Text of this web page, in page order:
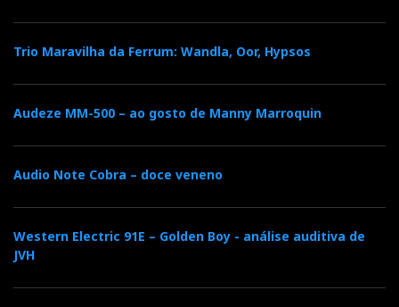
Trio Maravilha da Ferrum: Wandla, Oor, Hypsos
Audeze MM-500 – ao gosto de Manny Marroquin
Audio Note Cobra – doce veneno
Western Electric 91E – Golden Boy - análise auditiva de
JVH